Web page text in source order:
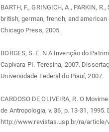
BARTH, F., GRINGICH, A., PARKIN,
british, german, french, and
Chicago Press, 2005.
BORGES, S. E. N A Invenção do
Capivara-PI. Teresina, 2007.
Universidade Federal do Piauí, 2007.
CARDOSO DE OLIVEIRA, R. O
de Antropologia, v. 36, p. 13-31, 1995.
http://www.revistas.usp.br/ra/article/